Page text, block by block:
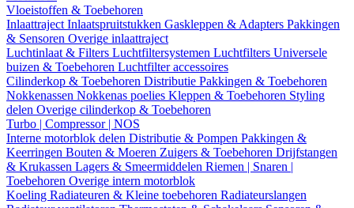
Vloeistoffen & Toebehoren
Inlaattraject Inlaatspruitstukken Gaskleppen & Adapters Pakkingen
& Sensoren Overige inlaattraject
Luchtinlaat & Filters Luchtfiltersystemen Luchtfilters Universele
buizen & Toebehoren Luchtfilter accessoires
Cilinderkop & Toebehoren Distributie Pakkingen & Toebehoren
Nokkenassen Nokkenas poelies Kleppen & Toebehoren Styling
delen Overige cilinderkop & Toebehoren
Turbo | Compressor | NOS
Interne motorblok delen Distributie & Pompen Pakkingen &
Keerringen Bouten & Moeren Zuigers & Toebehoren Drijfstangen
& Krukassen Lagers & Smeermiddelen Riemen | Snaren |
Toebehoren Overige intern motorblok
Koeling Radiateuren & Kleine toebehoren Radiateurslangen